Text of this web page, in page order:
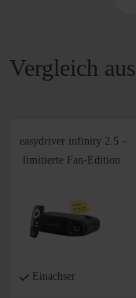
Vergleich
easydriver infinity 2.5 –
limitierte Fan-Edition
Einachser